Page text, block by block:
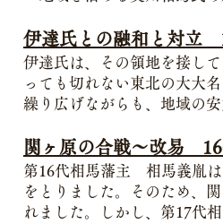
伊達氏との融和と対立
伊達氏は、その領地を接し
っても切れない東北の大大
繰り広げながらも、地域の
関ヶ原の合戦〜改易
第16代相馬藩主 相馬義胤は
をとりました。そのため、
れました。しかし、第17代